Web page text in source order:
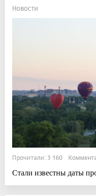
Новости
Прочитали: 3 160
Стали известны даты